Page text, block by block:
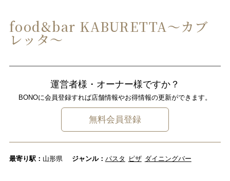
food&bar KABURETTA〜カブ
レッタ〜
運営者様・オーナー様ですか？
BONOに会員登録すれば店舗情報やお得情報の更新ができます。
無料会員登録
最寄り駅： 山形県 ジャンル： パスタ ピザ ダイニングバー